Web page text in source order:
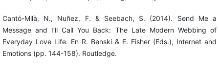
Cantó-Milà, N., Nuñez, F. & Seebach, S. (2014). Send Me a
Message and I’ll Call You Back: The Late Modern Webbing of
Everyday Love Life. En R. Benski & E. Fisher (Eds.), Internet and
Emotions (pp. 144-158). Routledge.